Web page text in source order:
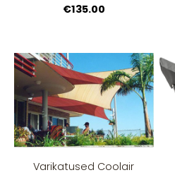
€135.00
Varikatused Coolair